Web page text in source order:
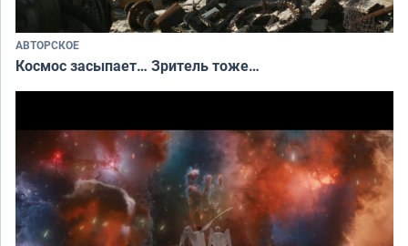
АВТОРСКОЕ
Космос засыпает… Зритель тоже…